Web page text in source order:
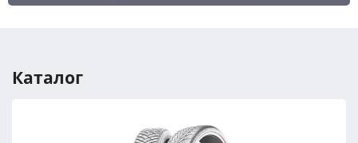
Сбросить
ПОДОБРАТЬ
Год авто
Каталог